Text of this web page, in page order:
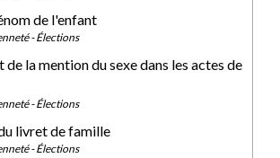
de l'enfant
- Élections
de la mention du sexe dans les actes de
- Élections
livret de famille
- Élections